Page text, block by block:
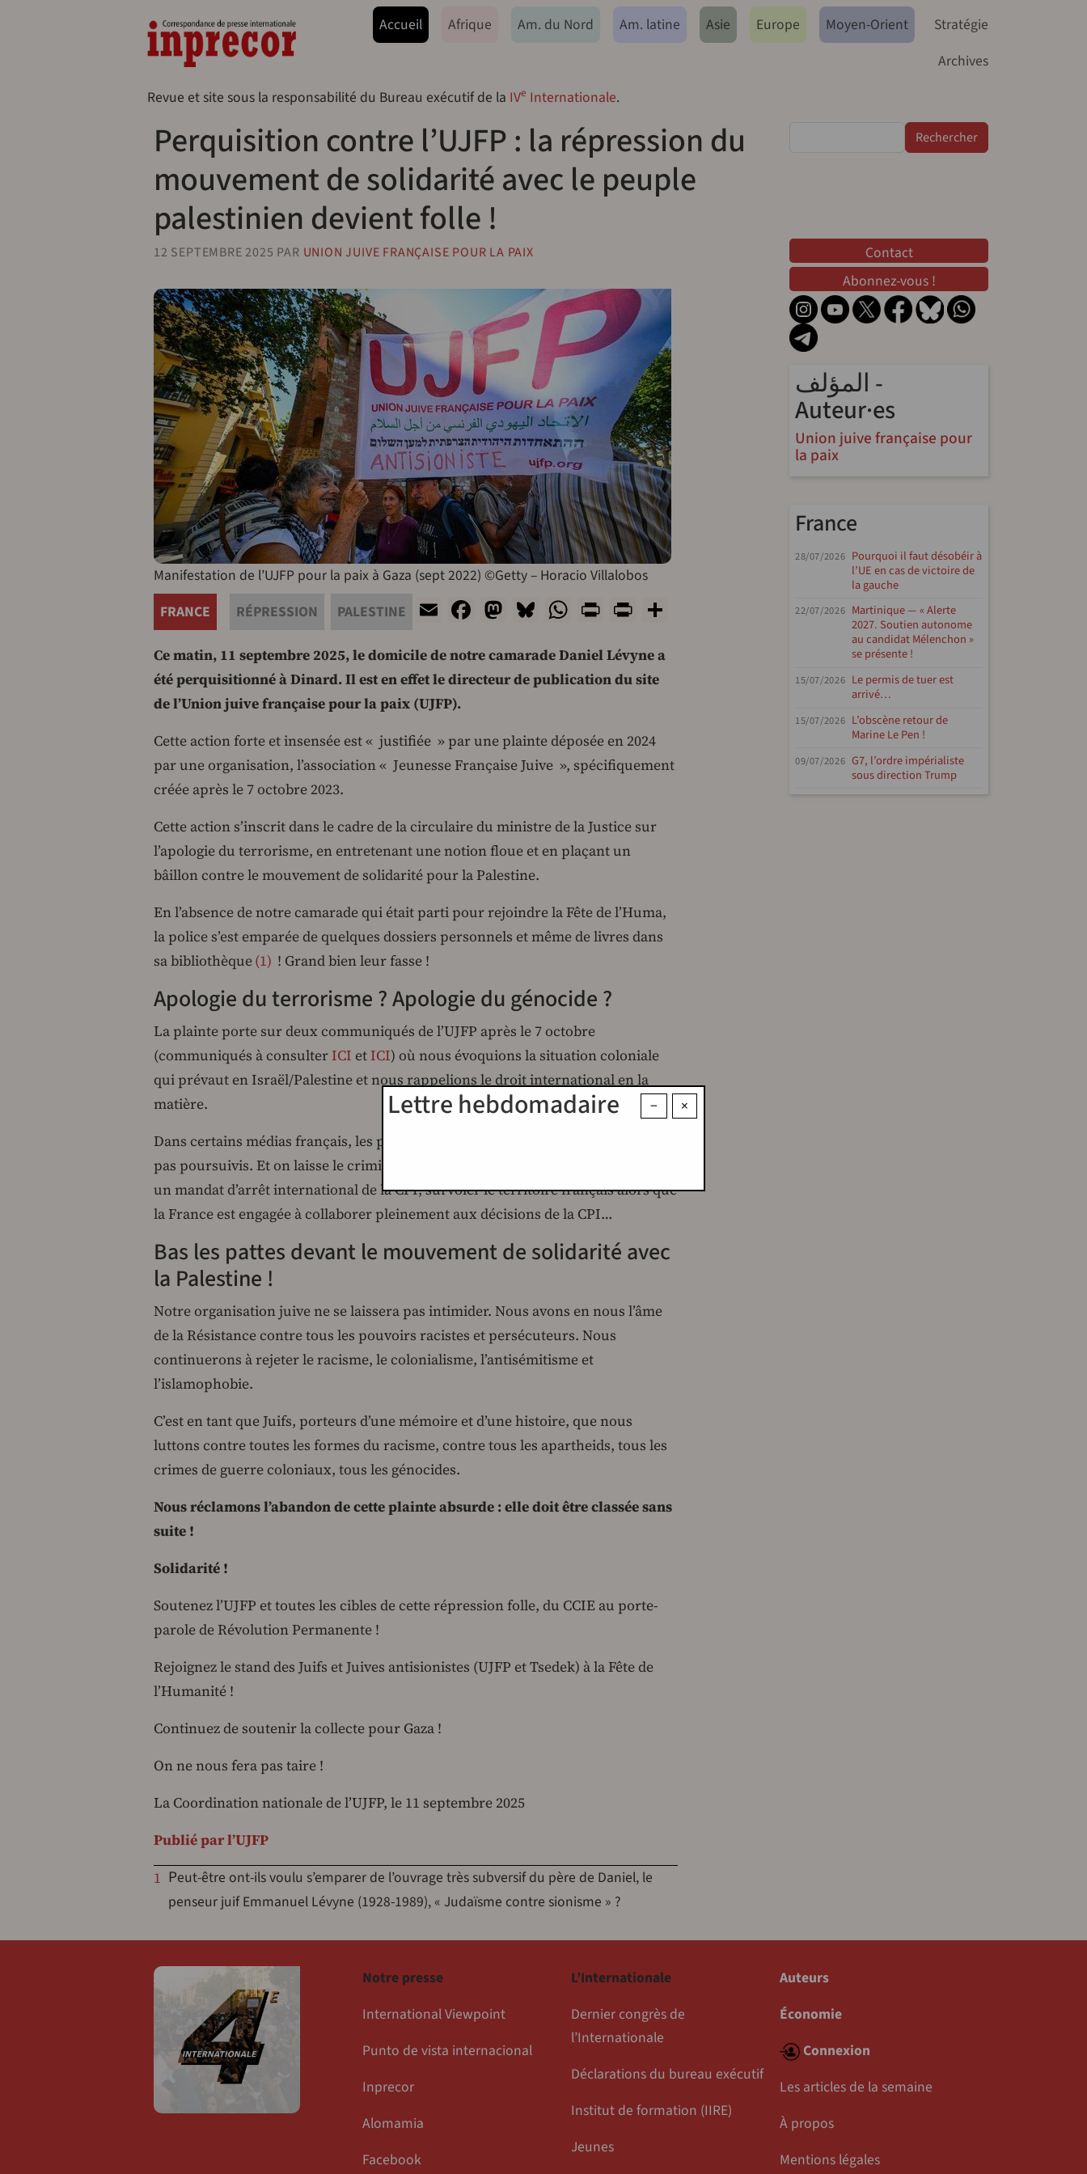
Navegação principal
Accueil Afrique Am. du Nord Am. latine Asie Europe Moyen-Orient
Stratégie
Archives
Revue et site sous la responsabilité du Bureau exécutif de la IVe Internationale.
Perquisition contre l’UJFP : la répression du
mouvement de solidarité avec le peuple
palestinien devient folle !
12 SEPTEMBRE 2025 PAR UNION JUIVE FRANÇAISE POUR LA PAIX
Manifestation de l’UJFP pour la paix à Gaza (sept 2022) ©Getty – Horacio Villalobos
FRANCE
RÉPRESSION PALESTINE EmailFacebook
Mastodon
Bluesky
WhatsApp
PrintPrintFriendly
Ce matin, 11 septembre 2025, le domicile de notre camarade Daniel Lévyne a
été perquisitionné à Dinard. Il est en effet le directeur de publication du site
de l’Union juive française pour la paix (UJFP).
Cette action forte et insensée est « justifiée » par une plainte déposée en 2024
par une organisation, l’association « Jeunesse Française Juive », spécifiquement
créée après le 7 octobre 2023.
Cette action s’inscrit dans le cadre de la circulaire du ministre de la Justice sur
l’apologie du terrorisme, en entretenant une notion floue et en plaçant un
bâillon contre le mouvement de solidarité pour la Palestine.
En l’absence de notre camarade qui était parti pour rejoindre la Fête de l’Huma,
la police s’est emparée de quelques dossiers personnels et même de livres dans
sa bibliothèque 1 ! Grand bien leur fasse !
Apologie du terrorisme ? Apologie du génocide ?
La plainte porte sur deux communiqués de l’UJFP après le 7 octobre
(communiqués à consulterICI etICI) où nous évoquions la situation coloniale
qui prévaut en Israël/Palestine et nous rappelions le droit international en la
matière.
Dans certains médias français, les propos soutenant le génocide à Gaza ne sont
pas poursuivis. Et on laisse le criminel de guerre Netanyahou, pourtant visé par
un mandat d’arrêt international de la CPI, survoler le territoire français alors que
la France est engagée à collaborer pleinement aux décisions de la CPI…
Bas les pattes devant le mouvement de solidarité avec
la Palestine !
Notre organisation juive ne se laissera pas intimider. Nous avons en nous l’âme
de la Résistance contre tous les pouvoirs racistes et persécuteurs. Nous
continuerons à rejeter le racisme, le colonialisme, l’antisémitisme et
l’islamophobie.
C’est en tant que Juifs, porteurs d’une mémoire et d’une histoire, que nous
luttons contre toutes les formes du racisme, contre tous les apartheids, tous les
crimes de guerre coloniaux, tous les génocides.
Nous réclamons l’abandon de cette plainte absurde : elle doit être classée sans
suite !
Solidarité !
Soutenez l’UJFP et toutes les cibles de cette répression folle, du CCIE au porte-
parole de Révolution Permanente !
Rejoignez le stand des Juifs et Juives antisionistes (UJFP et Tsedek) à la Fête de
l’Humanité !
Continuez de soutenir la collecte pour Gaza !
On ne nous fera pas taire !
La Coordination nationale de l’UJFP, le 11 septembre 2025
Publié par l’UJFP
1 Peut-être ont-ils voulu s’emparer de l’ouvrage très subversif du père de Daniel, le
penseur juif Emmanuel Lévyne (1928-1989), « Judaïsme contre sionisme » ?
×
−
Lettre hebdomadaire
Contact
Abonnez-vous !
المؤلف -
Auteur·es
Union juive française pour
la paix
France
28/07/2026 Pourquoi il faut désobéir à
l’UE en cas de victoire de
la gauche
22/07/2026 Martinique — « Alerte
2027. Soutien autonome
au candidat Mélenchon »
se présente !
15/07/2026 Le permis de tuer est
arrivé…
15/07/2026 L’obscène retour de
Marine Le Pen !
09/07/2026 G7, l’ordre impérialiste
sous direction Trump
Notre presse
International Viewpoint
Punto de vista internacional
Inprecor
Alomamia
Facebook
L’Internationale
Dernier congrès de
l’Internationale
Déclarations du bureau exécutif
Institut de formation (IIRE)
Jeunes
Auteurs
Économie
Connexion
Les articles de la semaine
À propos
Mentions légales